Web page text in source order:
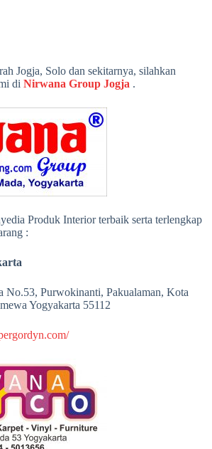
Jogja, Solo dan sekitarnya, silahkan
di Nirwana Group Jogja .
Produk Interior terbaik serta terlengkap
:
No.53, Purwokinanti, Pakualaman, Kota
Yogyakarta 55112